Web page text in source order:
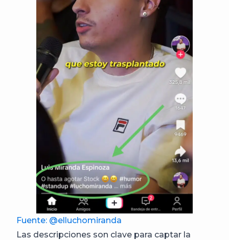
Fuente: @elluchomiranda
Las descripciones son clave para captar la